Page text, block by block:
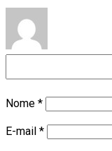
Nome *
E-mail *